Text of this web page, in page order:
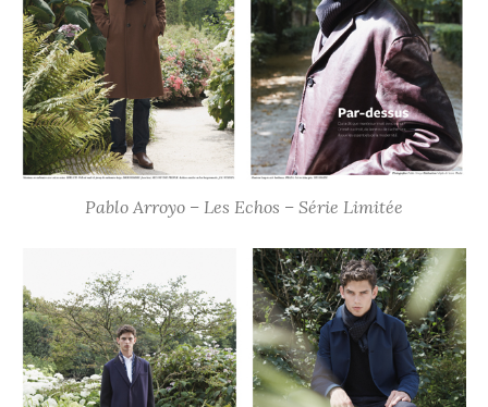
Pablo Arroyo – Les Echos – Série Limitée